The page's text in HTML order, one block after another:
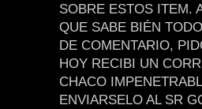
SOBRE ESTOS ITEM.
QUE SABE BIÉN
DE COMENTARIO,
HOY RECIBI UN
CHACO
ENVIARSELO AL SR